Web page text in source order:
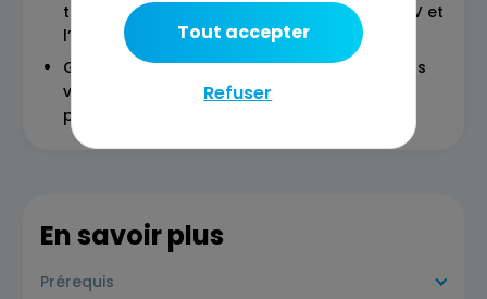
technologiques présentes et à venir sur le PV et
l’énergie solaire plus globalement
Gamification : mise en pratique des concepts
vus en séance via un exercice de débat
partisan du groupe
En savoir plus
Prérequis
Refuser
Tout accepter